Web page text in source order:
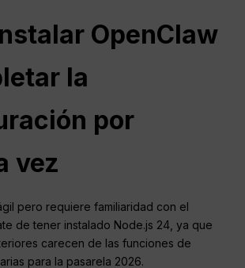
OpenClaw
la
por
vez
pero requiere familiaridad con el
de tener instalado Node.js 24, ya que
carecen de las funciones de
para la pasarela 2026.